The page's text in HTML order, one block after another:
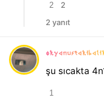
2
2
2 yanıt
şu sıcakta
1